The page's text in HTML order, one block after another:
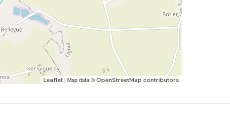
Leaflet | Map data © OpenStreetMap contributors